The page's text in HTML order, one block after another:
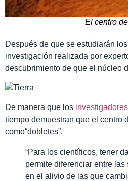
El centro
Después de que se estudiarán
investigación realizada por
descubrimiento de que el núcleo
De manera que los investigadores
tiempo demuestran que el centro
como“dobletes”.
“Para los científicos, tener
permite diferenciar entre
en el alivio de las que